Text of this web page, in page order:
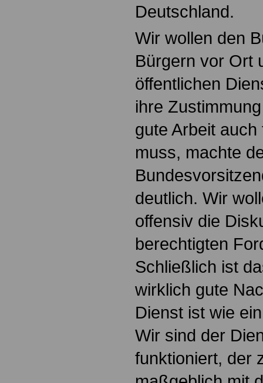
Deutschland.
Wir wollen den
Bürgern vor Ort
öffentlichen
ihre
gute Arbeit
muss, machte
deutlich. Wir
offensiv die
berechtigten
Schließlich ist
wirklich gute
Dienst ist wie
Wir sind der
funktioniert, der